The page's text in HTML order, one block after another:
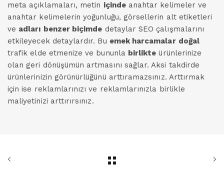
meta açıklamaları, metin içindeanahtar kelimeler ve
anahtar kelimelerin yoğunluğu, görsellerin alt etiketleri
ve adları benzer biçimde detaylar SEO çalışmalarını
etkileyecek detaylardır. Bu emek harcamalar doğal
trafik elde etmenize ve bununla birlikte ürünlerinize
olan geri dönüşümün artmasını sağlar. Aksi takdirde
ürünlerinizin görünürlüğünü arttıramazsınız. Arttırmak
için ise reklamlarınızı ve reklamlarınızla birlikle
maliyetinizi arttırırsınız.